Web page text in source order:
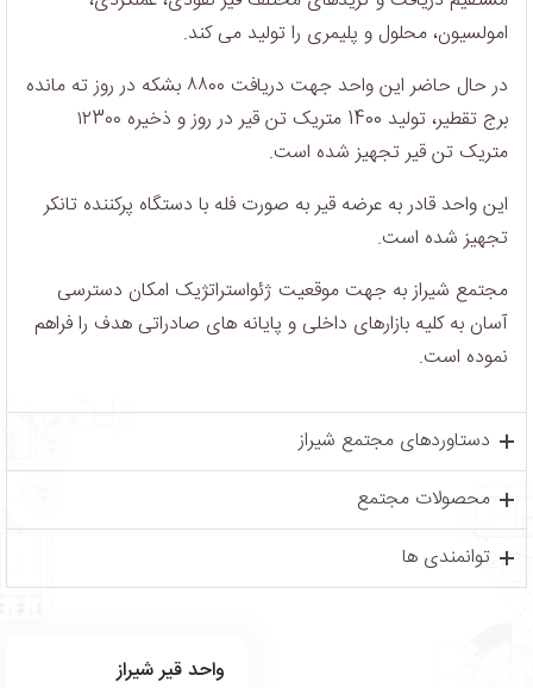
امولسيون، محلول و پليمری را توليد می کند.
در حال حاضر اين واحد جهت دريافت ٨٨٠٠ بشکه در روز ته مانده
برج تقطير، توليد 1400 متريک تن قير در روز و ذخيره ١٢3٠٠
متريک تن قير تجهيز شده است.
اين واحد قادر به عرضه قير به صورت فله با دستگاه پرکننده تانکر
تجهيز شده است.
مجتمع شیراز به جهت موقعیت ژئواستراتژیک امکان دسترسی
آسان به کلیه بازارهای داخلی و پایانه های صادراتی هدف را فراهم
نموده است.
دستاوردهای مجتمع شیراز
محصولات مجتمع
توانمندی ها
واحد قير شيراز